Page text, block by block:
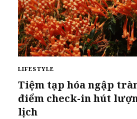
LIFESTYLE
Tiệm tạp hóa ngập
điểm check-in hút
lịch